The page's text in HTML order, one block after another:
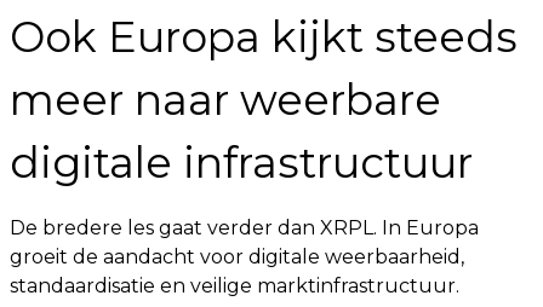
Ook Europa kijkt steeds
meer naar weerbare
digitale infrastructuur
De bredere les gaat verder dan XRPL. In Europa
groeit de aandacht voor digitale weerbaarheid,
standaardisatie en veilige marktinfrastructuur.